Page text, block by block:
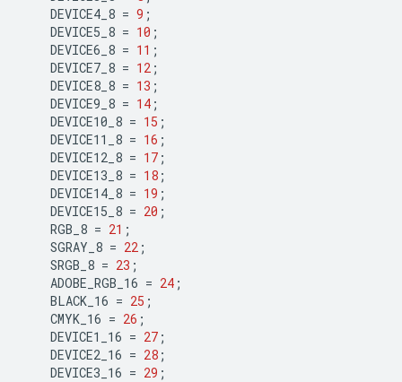
DEVICE4_8 = 9 ;
DEVICE5_8 = 10 ;
DEVICE6_8 = 11 ;
DEVICE7_8 = 12 ;
DEVICE8_8 = 13 ;
DEVICE9_8 = 14 ;
DEVICE10_8 = 15 ;
DEVICE11_8 = 16 ;
DEVICE12_8 = 17 ;
DEVICE13_8 = 18 ;
DEVICE14_8 = 19 ;
DEVICE15_8 = 20 ;
RGB_8 = 21 ;
SGRAY_8 = 22 ;
SRGB_8 = 23 ;
ADOBE_RGB_16 = 24 ;
BLACK_16 = 25 ;
CMYK_16 = 26 ;
DEVICE1_16 = 27 ;
DEVICE2_16 = 28 ;
DEVICE3_16 = 29 ;